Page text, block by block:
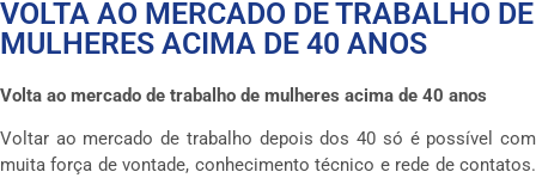
VOLTA AO MERCADO DE TRABALHO DE
MULHERES ACIMA DE 40 ANOS
Volta ao mercado de trabalho de mulheres acima de 40 anos
Voltar ao mercado de trabalho depois dos 40 só é possível com
muita força de vontade, conhecimento técnico e rede de contatos.